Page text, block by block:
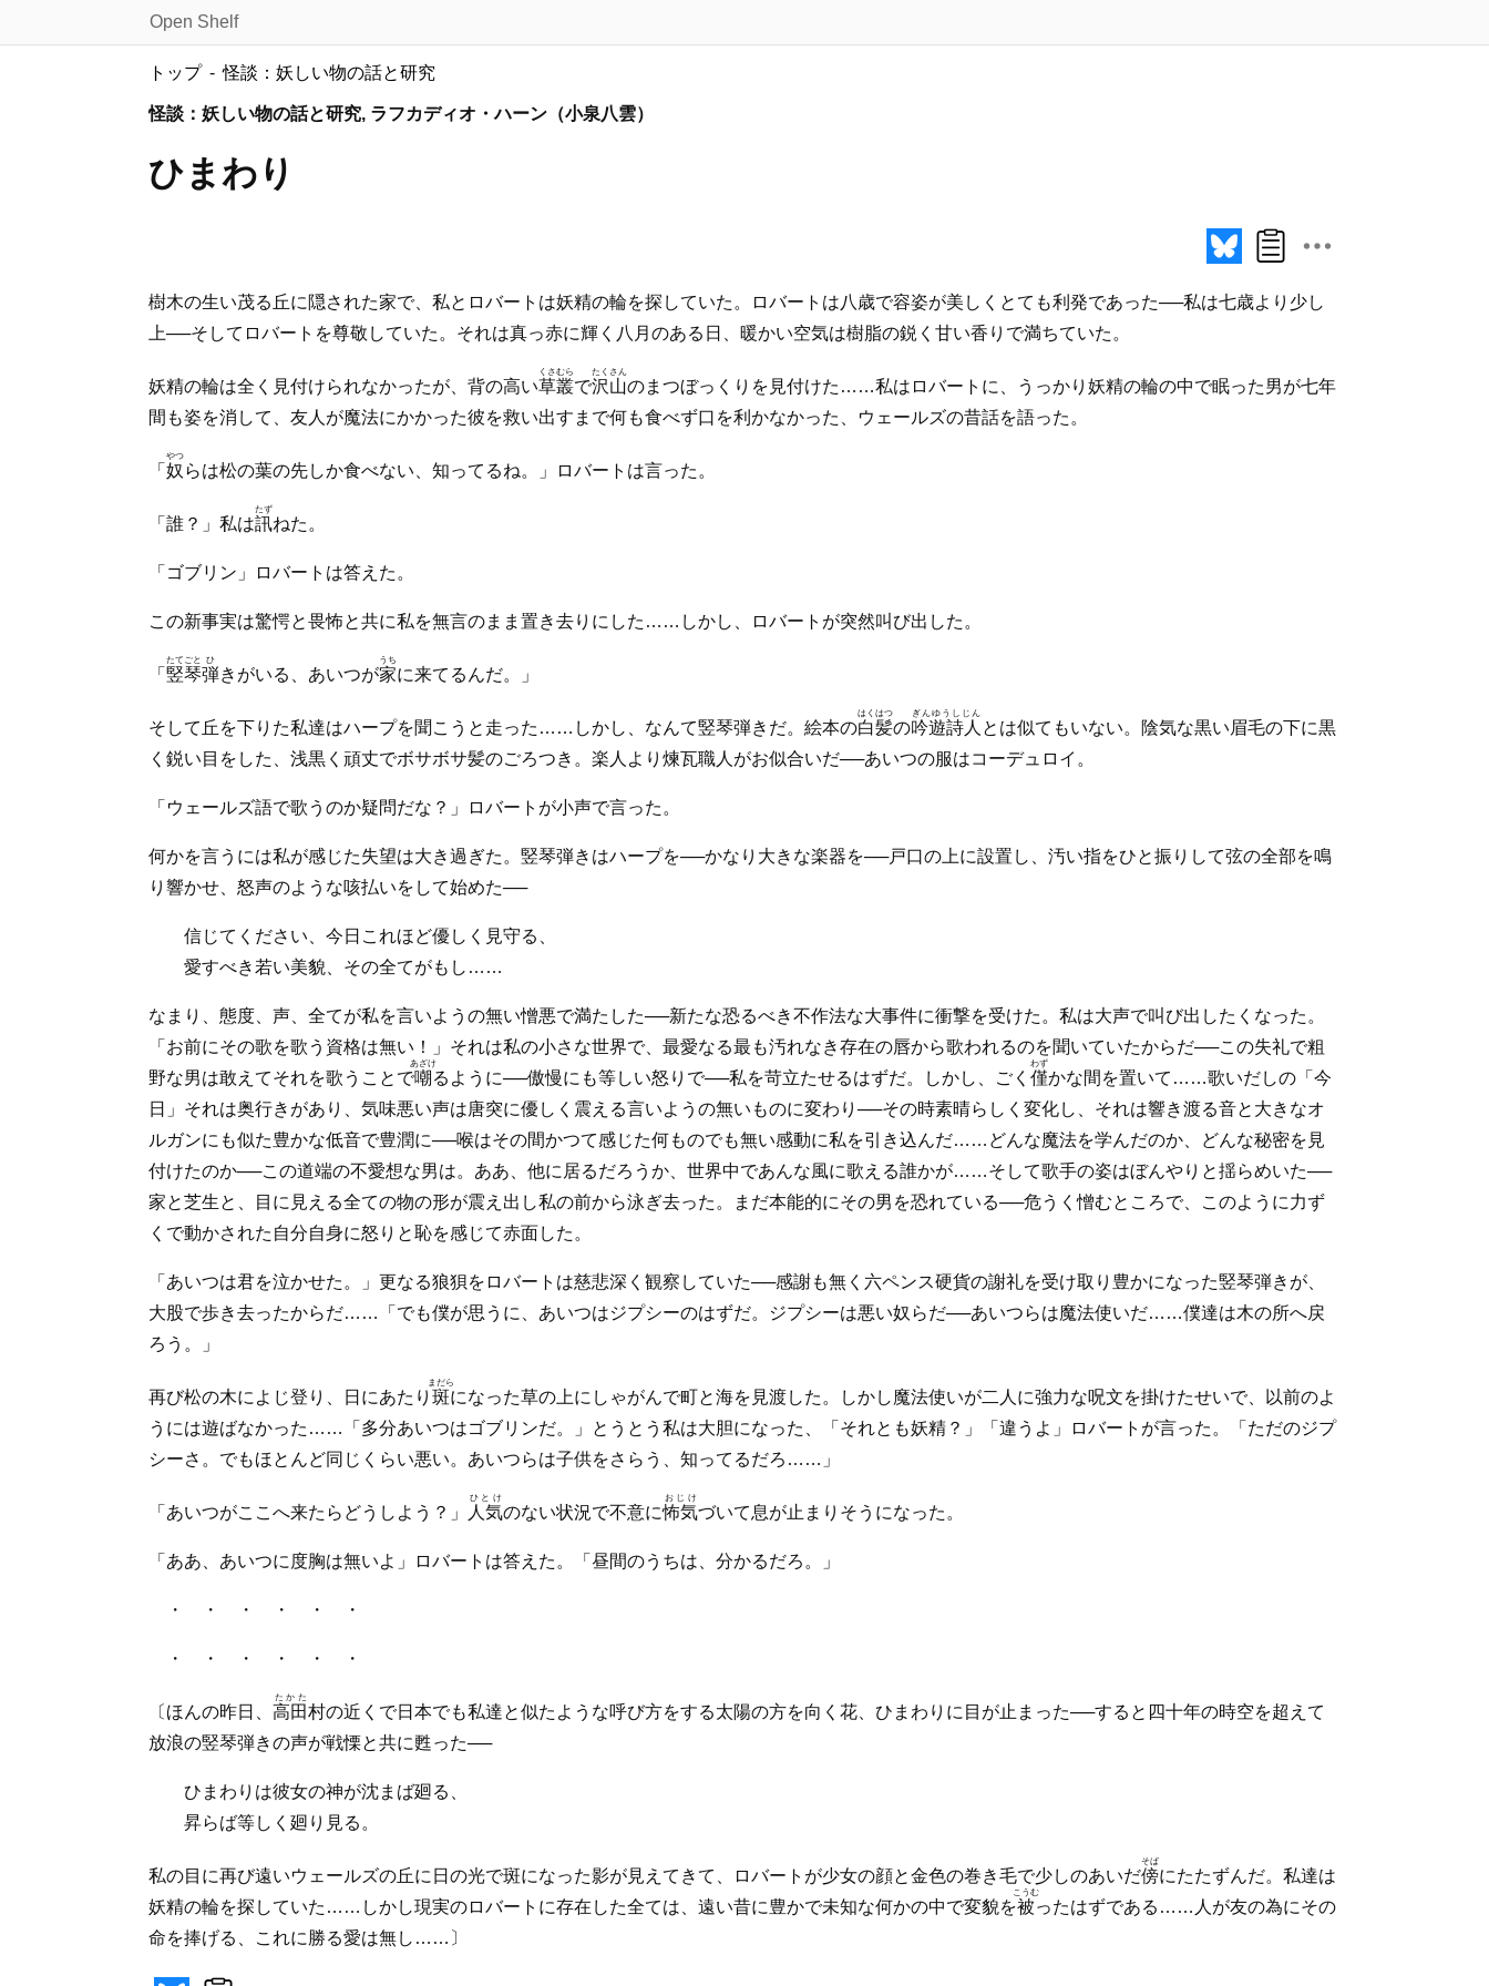
Open Shelf
トップ 怪談：妖しい物の話と研究
怪談：妖しい物の話と研究, ラフカディオ・ハーン（小泉八雲）
ひまわり
樹木の生い茂る丘に隠された家で、私とロバートは妖精の輪を探していた。ロバートは八歳で容姿が美しくとても利発であった──私は七歳より少し
上──そしてロバートを尊敬していた。それは真っ赤に輝く八月のある日、暖かい空気は樹脂の鋭く甘い香りで満ちていた。
妖精の輪は全く見付けられなかったが、背の高い草叢
くさむら
で沢山
たくさん
のまつぼっくりを見付けた……私はロバートに、うっかり妖精の輪の中で眠った男が七年
間も姿を消して、友人が魔法にかかった彼を救い出すまで何も食べず口を利かなかった、ウェールズの昔話を語った。
「奴
やつ
らは松の葉の先しか食べない、知ってるね。」ロバートは言った。
「誰？」私は訊
たず
ねた。
「ゴブリン」ロバートは答えた。
この新事実は驚愕と畏怖と共に私を無言のまま置き去りにした……しかし、ロバートが突然叫び出した。
「竪琴
たてごと
弾
ひ
きがいる、あいつが家
うち
に来てるんだ。」
そして丘を下りた私達はハープを聞こうと走った……しかし、なんて竪琴弾きだ。絵本の白髪
はくはつ
の吟遊詩人
ぎんゆうしじん
とは似てもいない。陰気な黒い眉毛の下に黒
く鋭い目をした、浅黒く頑丈でボサボサ髪のごろつき。楽人より煉瓦職人がお似合いだ──あいつの服はコーデュロイ。
「ウェールズ語で歌うのか疑問だな？」ロバートが小声で言った。
何かを言うには私が感じた失望は大き過ぎた。竪琴弾きはハープを──かなり大きな楽器を──戸口の上に設置し、汚い指をひと振りして弦の全部を鳴
り響かせ、怒声のような咳払いをして始めた──
信じてください、今日これほど優しく見守る、
愛すべき若い美貌、その全てがもし……
なまり、態度、声、全てが私を言いようの無い憎悪で満たした──新たな恐るべき不作法な大事件に衝撃を受けた。私は大声で叫び出したくなった。
「お前にその歌を歌う資格は無い！」それは私の小さな世界で、最愛なる最も汚れなき存在の唇から歌われるのを聞いていたからだ──この失礼で粗
野な男は敢えてそれを歌うことで嘲
あざけ
るように──傲慢にも等しい怒りで──私を苛立たせるはずだ。しかし、ごく僅
わず
かな間を置いて……歌いだしの「今
日」それは奥行きがあり、気味悪い声は唐突に優しく震える言いようの無いものに変わり──その時素晴らしく変化し、それは響き渡る音と大きなオ
ルガンにも似た豊かな低音で豊潤に──喉はその間かつて感じた何ものでも無い感動に私を引き込んだ……どんな魔法を学んだのか、どんな秘密を見
付けたのか──この道端の不愛想な男は。ああ、他に居るだろうか、世界中であんな風に歌える誰かが……そして歌手の姿はぼんやりと揺らめいた──
家と芝生と、目に見える全ての物の形が震え出し私の前から泳ぎ去った。まだ本能的にその男を恐れている──危うく憎むところで、このように力ず
くで動かされた自分自身に怒りと恥を感じて赤面した。
「あいつは君を泣かせた。」更なる狼狽をロバートは慈悲深く観察していた──感謝も無く六ペンス硬貨の謝礼を受け取り豊かになった竪琴弾きが、
大股で歩き去ったからだ……「でも僕が思うに、あいつはジプシーのはずだ。ジプシーは悪い奴らだ──あいつらは魔法使いだ……僕達は木の所へ戻
ろう。」
再び松の木によじ登り、日にあたり斑
まだら
になった草の上にしゃがんで町と海を見渡した。しかし魔法使いが二人に強力な呪文を掛けたせいで、以前のよ
うには遊ばなかった……「多分あいつはゴブリンだ。」とうとう私は大胆になった、「それとも妖精？」「違うよ」ロバートが言った。「ただのジプ
シーさ。でもほとんど同じくらい悪い。あいつらは子供をさらう、知ってるだろ……」
「あいつがここへ来たらどうしよう？」 人気
ひとけ
のない状況で不意に怖気
おじけ
づいて息が止まりそうになった。
「ああ、あいつに度胸は無いよ」ロバートは答えた。「昼間のうちは、分かるだろ。」
・ ・ ・ ・ ・ ・
・ ・ ・ ・ ・ ・
〔ほんの昨日、高田
たかた
村の近くで日本でも私達と似たような呼び方をする太陽の方を向く花、ひまわりに目が止まった──すると四十年の時空を超えて
放浪の竪琴弾きの声が戦慄と共に甦った──
ひまわりは彼女の神が沈まば廻る、
昇らば等しく廻り見る。
私の目に再び遠いウェールズの丘に日の光で斑になった影が見えてきて、ロバートが少女の顔と金色の巻き毛で少しのあいだ傍
そば
にたたずんだ。私達は
妖精の輪を探していた……しかし現実のロバートに存在した全ては、遠い昔に豊かで未知な何かの中で変貌を被
こうむ
ったはずである……人が友の為にその
命を捧げる、これに勝る愛は無し……〕